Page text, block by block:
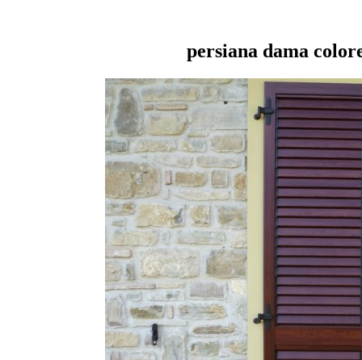
persiana dama